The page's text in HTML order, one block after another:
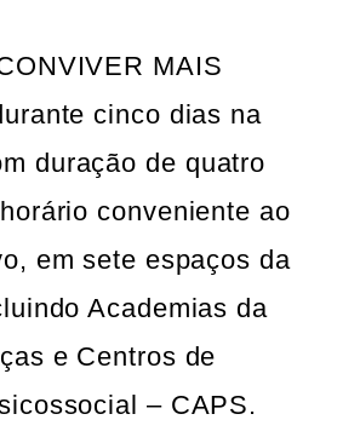
MAIS
cinco dias na
duração de quatro
conveniente ao
em sete espaços da
Academias da
e Centros de
– CAPS.